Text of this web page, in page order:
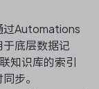
过Automations
于底层数据记
知识库的索引
步。